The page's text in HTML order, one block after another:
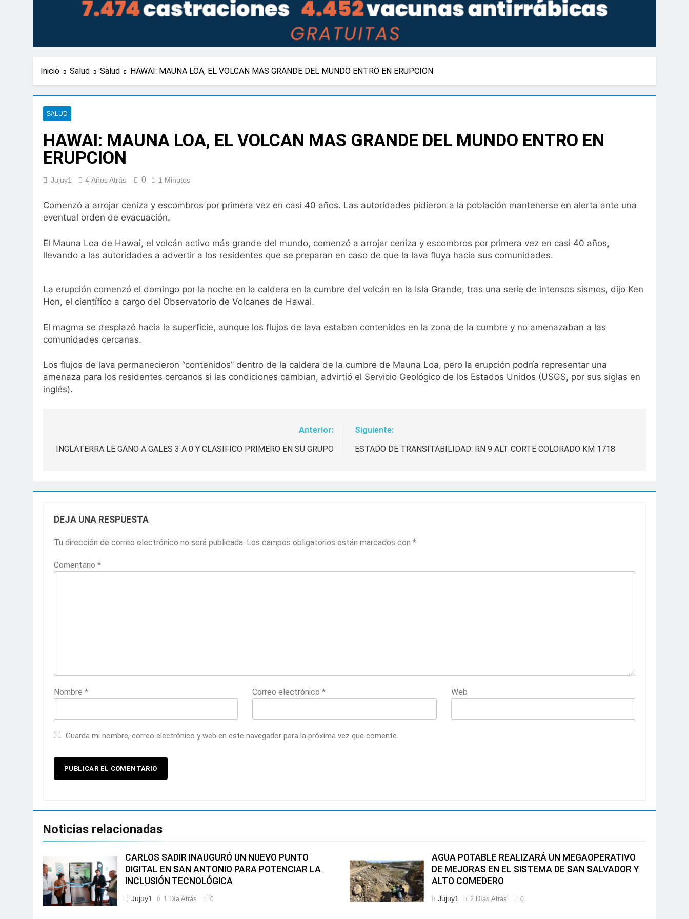
Inicio Salud Salud HAWAI: MAUNA LOA, EL VOLCAN MAS GRANDE DEL MUNDO ENTRO EN ERUPCION
SALUD
HAWAI: MAUNA LOA, EL VOLCAN MAS GRANDE DEL MUNDO ENTRO EN
ERUPCION
Jujuy1 4 Años Atrás 0 1 Minutos
Comenzó a arrojar ceniza y escombros por primera vez en casi 40 años. Las autoridades pidieron a la población mantenerse en alerta ante una
eventual orden de evacuación.
El Mauna Loa de Hawai, el volcán activo más grande del mundo, comenzó a arrojar ceniza y escombros por primera vez en casi 40 años,
llevando a las autoridades a advertir a los residentes que se preparan en caso de que la lava fluya hacia sus comunidades.
La erupción comenzó el domingo por la noche en la caldera en la cumbre del volcán en la Isla Grande, tras una serie de intensos sismos, dijo Ken
Hon, el científico a cargo del Observatorio de Volcanes de Hawai.
El magma se desplazó hacia la superficie, aunque los flujos de lava estaban contenidos en la zona de la cumbre y no amenazaban a las
comunidades cercanas.
Los flujos de lava permanecieron “contenidos” dentro de la caldera de la cumbre de Mauna Loa, pero la erupción podría representar una
amenaza para los residentes cercanos si las condiciones cambian, advirtió el Servicio Geológico de los Estados Unidos (USGS, por sus siglas en
inglés).
de
Anterior:
INGLATERRA LE GANO A GALES 3 A 0 Y CLASIFICO PRIMERO EN SU GRUPO
Siguiente:
ESTADO DE TRANSITABILIDAD: RN 9 ALT CORTE COLORADO KM 1718
DEJA UNA RESPUESTA
Tu dirección de correo electrónico no será publicada. Los campos obligatorios están marcados con *
Comentario *
Nombre * Correo electrónico* Web
Guarda mi nombre, correo electrónico y web en este navegador para la próxima vez que comente.
Noticias relacionadas
CARLOS SADIR INAUGURÓ UN NUEVO PUNTO
DIGITAL EN SAN ANTONIO PARA POTENCIAR LA
INCLUSIÓN TECNOLÓGICA
Jujuy1 1 Día Atrás 0
AGUA POTABLE REALIZARÁ UN MEGAOPERATIVO
DE MEJORAS EN EL SISTEMA DE SAN SALVADOR Y
ALTO COMEDERO
Jujuy1 2 Días Atrás 0